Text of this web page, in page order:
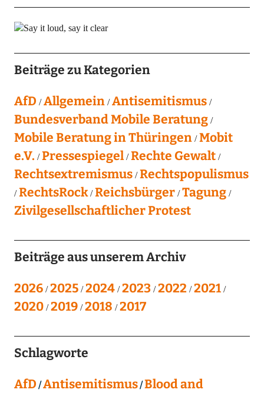
Beiträge zu Kategorien
AfD Allgemein Antisemitismus
Bundesverband Mobile Beratung
Mobile Beratung in Thüringen Mobit
e.V. Pressespiegel Rechte Gewalt
Rechtsextremismus Rechtspopulismus
RechtsRock Reichsbürger Tagung
Zivilgesellschaftlicher Protest
Beiträge aus unserem Archiv
2026 2025 2024 2023 2022 2021
2020 2019 2018 2017
Schlagworte
AfD Antisemitismus Blood and